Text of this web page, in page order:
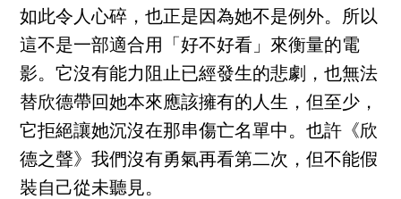
如此令人心碎，也正是因為她不是例外。所以
這不是一部適合用「好不好看」來衡量的電
影。它沒有能力阻止已經發生的悲劇，也無法
替欣德帶回她本來應該擁有的人生，但至少，
它拒絕讓她沉沒在那串傷亡名單中。也許《欣
德之聲》我們沒有勇氣再看第二次，但不能假
裝自己從未聽見。